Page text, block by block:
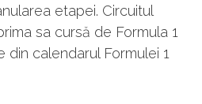
etapei. Circuitul
sa cursă de Formula 1
din calendarul Formulei 1